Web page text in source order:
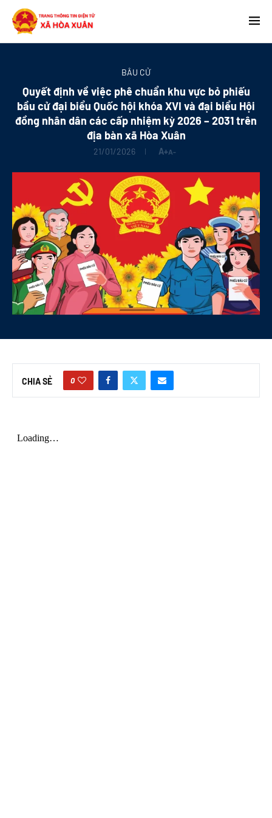
BẦU CỬ
Quyết định về việc phê chuẩn khu vực bỏ phiếu
bầu cử đại biểu Quốc hội khóa XVI và đại biểu Hội
đồng nhân dân các cấp nhiệm kỳ 2026 – 2031 trên
địa bàn xã Hòa Xuân
21/01/2026 A+A-
CHIA SẺ 0